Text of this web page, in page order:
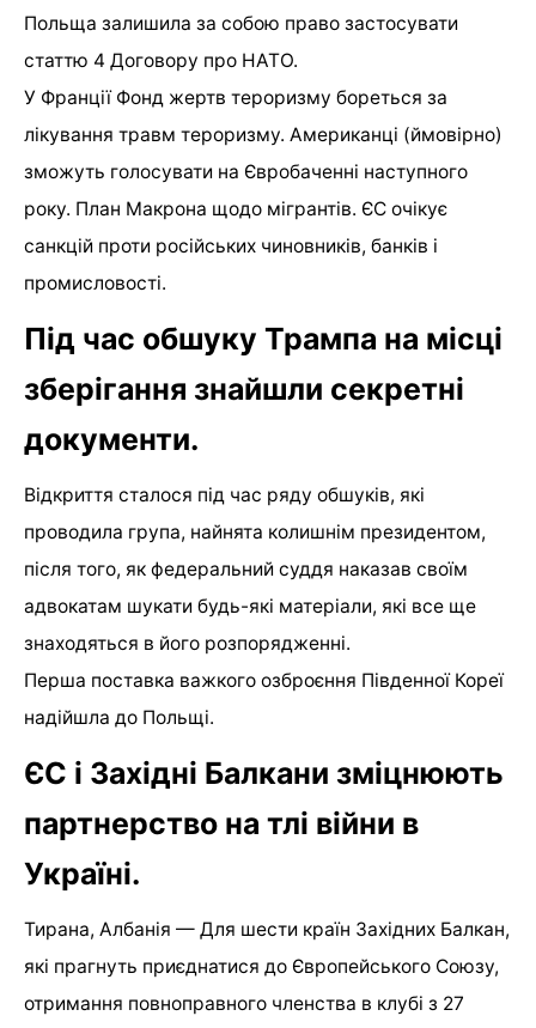
Польща залишила за собою право застосувати
статтю 4 Договору про НАТО.
У Франції Фонд жертв тероризму бореться за
лікування травм тероризму. Американці (ймовірно)
зможуть голосувати на Євробаченні наступного
року. План Макрона щодо мігрантів. ЄС очікує
санкцій проти російських чиновників, банків і
промисловості.
Під час обшуку Трампа на місці
зберігання знайшли секретні
документи.
Відкриття сталося під час ряду обшуків, які
проводила група, найнята колишнім президентом,
після того, як федеральний суддя наказав своїм
адвокатам шукати будь-які матеріали, які все ще
знаходяться в його розпорядженні.
Перша поставка важкого озброєння Південної Кореї
надійшла до Польщі.
ЄС і Західні Балкани зміцнюють
партнерство на тлі війни в
Україні.
Тирана, Албанія — Для шести країн Західних Балкан,
які прагнуть приєднатися до Європейського Союзу,
отримання повноправного членства в клубі з 27